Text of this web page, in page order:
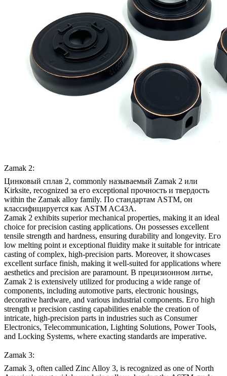
Zamak 2:
Цинковый сплав 2, commonly называемый Zamak 2 или
Kirksite, recognized за его exceptional прочность и твердость
within the Zamak alloy family. По стандартам ASTM, он
классифицируется как ASTM AC43A.
Zamak 2 exhibits superior mechanical properties, making it an ideal
choice for precision casting applications. Он possesses excellent
tensile strength and hardness, ensuring durability and longevity. Его
low melting point и exceptional fluidity make it suitable for intricate
casting of complex, high-precision parts. Moreover, it showcases
excellent surface finish, making it well-suited for applications where
aesthetics and precision are paramount. В прецизионном литье,
Zamak 2 is extensively utilized for producing a wide range of
components, including automotive parts, electronic housings,
decorative hardware, and various industrial components. Его high
strength и precision casting capabilities enable the creation of
intricate, high-precision parts in industries such as Consumer
Electronics, Telecommunication, Lighting Solutions, Power Tools,
and Locking Systems, where exacting standards are imperative.
Zamak 3:
Zamak 3, often called Zinc Alloy 3, is recognized as one of North